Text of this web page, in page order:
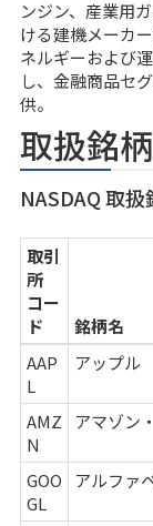
ンジン、産業用
ける建機メーカ
ネルギーおよび
し、金融商品セ
供。
取扱銘柄
NASDAQ 取
取引
所
コー
ド
銘柄名
AAP
L
アップル
AMZ
N
アマゾン
GOO
GL
アルファ